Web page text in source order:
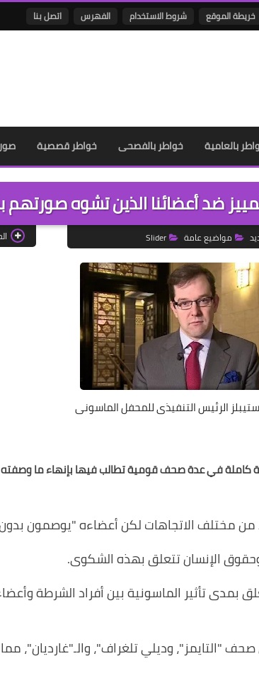
خريطة الموقع شروط الاستخدام الفهرس اتصل بنا
بالعامية خواطر بالفصحى خواطر قصصية
ضد أعضائنا الذين تشوه
مواضيع عامة Slider
الرئيس التنفيذى للمحفل الماسونى
كاملة في عدة صحف قومية تطالب فيها بإنهاء ما وصفته
من مختلف الاتجاهات لكن أعضاءه "يوصمون
الإنسان تتعلق بهذه الشكوى.
بمدى تأثير الماسونية بين أفراد الشرطة
"التايمز"، وديلي تلغراف"، والـ"غارديان"،